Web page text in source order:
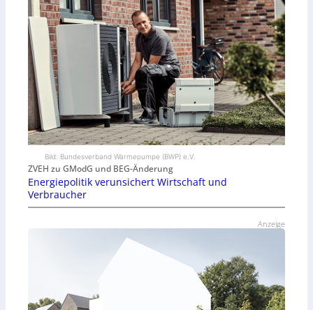
Bild: Bundesverband Wärmepumpe (BWP) e.V.
ZVEH zu GModG und BEG-Änderung
Energiepolitik verunsichert Wirtschaft und
Verbraucher
Anzeige